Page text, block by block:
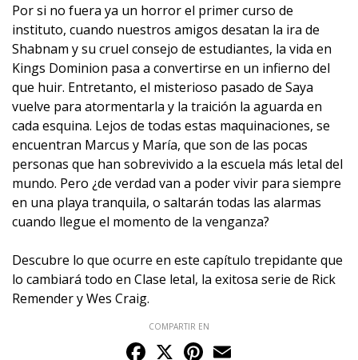
Por si no fuera ya un horror el primer curso de
instituto, cuando nuestros amigos desatan la ira de
Shabnam y su cruel consejo de estudiantes, la vida en
Kings Dominion pasa a convertirse en un infierno del
que huir. Entretanto, el misterioso pasado de Saya
vuelve para atormentarla y la traición la aguarda en
cada esquina. Lejos de todas estas maquinaciones, se
encuentran Marcus y María, que son de las pocas
personas que han sobrevivido a la escuela más letal del
mundo. Pero ¿de verdad van a poder vivir para siempre
en una playa tranquila, o saltarán todas las alarmas
cuando llegue el momento de la venganza?
Descubre lo que ocurre en este capítulo trepidante que
lo cambiará todo en Clase letal, la exitosa serie de Rick
Remender y Wes Craig.
COMPARTIR EN
Facebook
X Pinterest